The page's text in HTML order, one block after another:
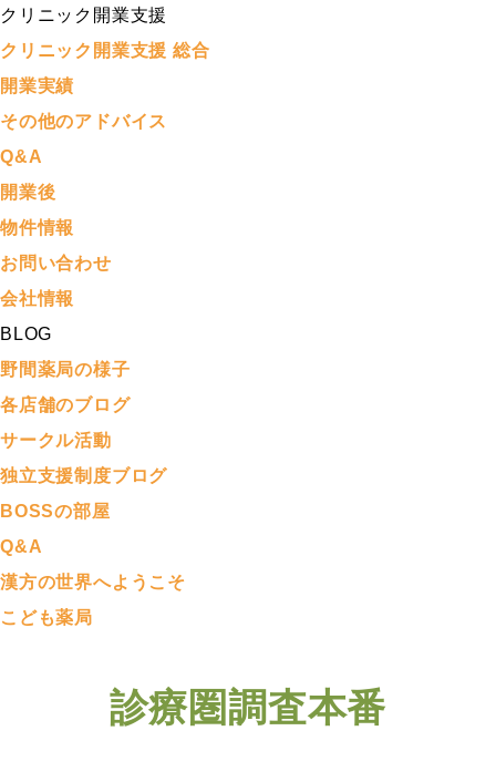
クリニック開業支援
クリニック開業支援 総合
開業実績
その他のアドバイス
Q&A
開業後
物件情報
お問い合わせ
会社情報
BLOG
野間薬局の様子
各店舗のブログ
サークル活動
独立支援制度ブログ
BOSSの部屋
Q&A
漢方の世界へようこそ
こども薬局
診療圏調査本番